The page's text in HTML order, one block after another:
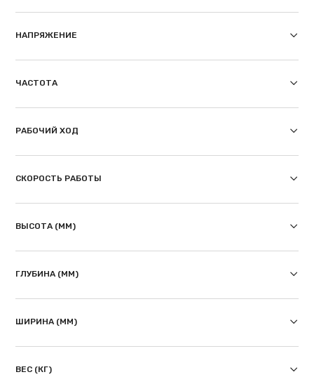
НАПРЯЖЕНИЕ
ЧАСТОТА
РАБОЧИЙ ХОД
СКОРОСТЬ РАБОТЫ
ВЫСОТА (ММ)
ГЛУБИНА (ММ)
ШИРИНА (ММ)
ВЕС (КГ)